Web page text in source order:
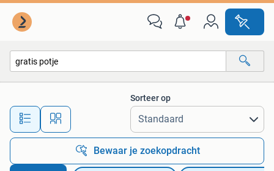
Alle afstanden…
Sorteer op
Bewaar je zoekopdracht